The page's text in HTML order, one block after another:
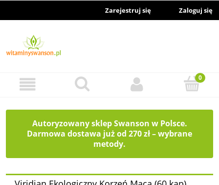
Zarejestruj się Zaloguj się
Autoryzowany sklep Swanson w Polsce.
Darmowa dostawa już od 270 zł – wybrane
metody.